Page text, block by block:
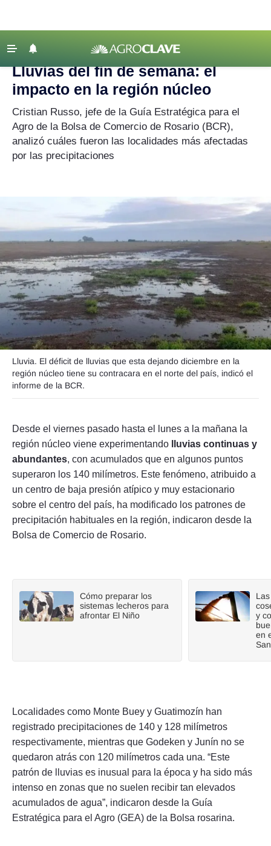
Agricultura
Lechería
Tecnología
Clima
Mercados
Seguinos
‹ VOLVER
Agroclave lluvias
Lluvias del fin de semana: el
impacto en la región núcleo
Cristian Russo, jefe de la Guía Estratégica para el
Agro de la Bolsa de Comercio de Rosario (BCR),
analizó cuáles fueron las localidades más afectadas
por las precipitaciones
Lluvia. El déficit de lluvias que esta dejando diciembre en la
región núcleo tiene su contracara en el norte del país, indicó el
informe de la BCR.
Desde el viernes pasado hasta el lunes a la mañana la
región núcleo viene experimentando lluvias continuas y
abundantes, con acumulados que en algunos puntos
superaron los 140 milímetros. Este fenómeno, atribuido a
un centro de baja presión atípico y muy estacionario
sobre el centro del país, ha modificado los patrones de
precipitación habituales en la región, indicaron desde la
Bolsa de Comercio de Rosario.
Cómo preparar los
sistemas lecheros para
afrontar El Niño
y
en
Localidades como Monte Buey y Guatimozín han
registrado precipitaciones de 140 y 128 milímetros
respectivamente, mientras que Godeken y Junín no se
quedaron atrás con 120 milímetros cada una. “Este
patrón de lluvias es inusual para la época y ha sido más
intenso en zonas que no suelen recibir tan elevados
acumulados de agua”, indicaron desde la Guía
Estratégica para el Agro (GEA) de la Bolsa rosarina.